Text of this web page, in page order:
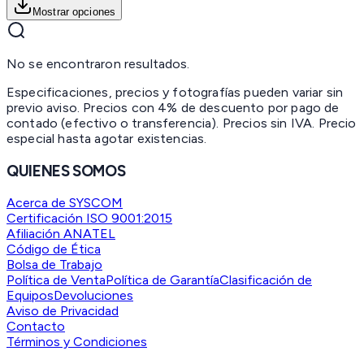
Mostrar opciones
No se encontraron resultados.
Especificaciones, precios y fotografías pueden variar sin
previo aviso. Precios con 4% de descuento por pago de
contado (efectivo o transferencia). Precios sin IVA. Precio
especial hasta agotar existencias.
QUIENES SOMOS
Acerca de SYSCOM
Certificación ISO 9001:2015
Afiliación ANATEL
Código de Ética
Bolsa de Trabajo
Política de VentaPolítica de GarantíaClasificación de
EquiposDevoluciones
Aviso de Privacidad
Contacto
Términos y Condiciones